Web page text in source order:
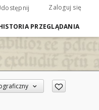
Zaloguj się
PRZEGLĄDANIA